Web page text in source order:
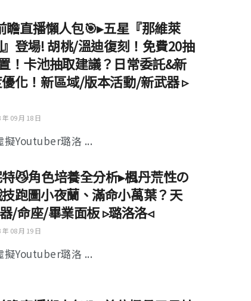
瞻直播懶人包🎯▸五星『那維萊
登場! 胡桃/溫迪復刻！免費20抽
！卡池抽取建議？日常委託&新
化！新區域/版本活動/新武器 ▹
09 月 18 日
擬Youtuber璐洛 ...
特😼角色培養全分析▸楓丹荒性の
跑圖小夜蘭、滿命小萬葉？天
/命座/畢業面板 ▹璐洛洛◃
08 月 19 日
擬Youtuber璐洛 ...